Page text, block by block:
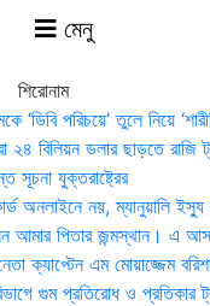
মেনু
শিরোনাম
‘ডিবি পরিচয়ে’ তুলে নিয়ে
২৪ বিলিয়ন ডলার ছাড়তে রাজি
সূচনা যুক্তরাষ্ট্রের
অনলাইনে নয়, ম্যানুয়ালি
পিতার জন্মস্থান। এ
ক্যাপ্টেন এম মোয়াজ্জেম
গুম প্রতিরোধ ও প্রতিকার